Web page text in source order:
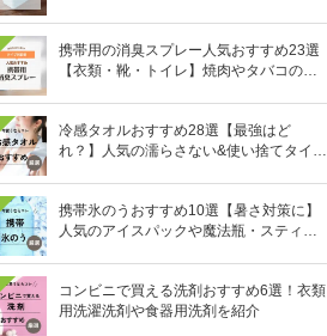
携帯用の消臭スプレー人気おすすめ23選
【衣類・靴・トイレ】焼肉やタバコのニ
冷感タオルおすすめ28選【最強はど
れ？】人気の濡らさない&使い捨てタイプ
携帯氷のうおすすめ10選【暑さ対策に】
人気のアイスパックや魔法瓶・スティッ
コンビニで買える洗剤おすすめ6選！衣類
用洗濯洗剤や食器用洗剤を紹介